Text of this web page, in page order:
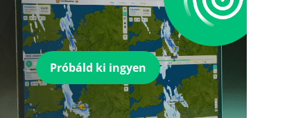
Próbáld ki ingyen